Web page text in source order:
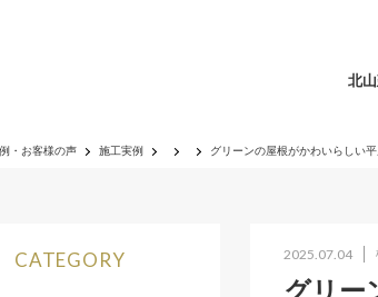
北
・お客様の声 施工実例 グリーンの屋根がかわいらしい平
2025.07.04
グリー
CATEGORY